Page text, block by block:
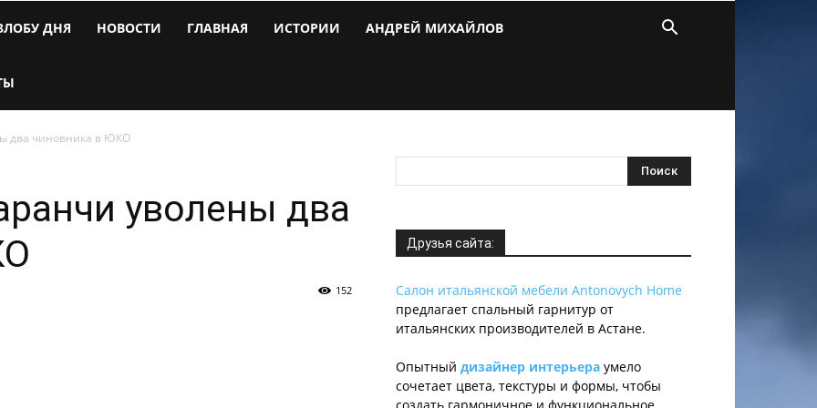
ДНЯ НОВОСТИ ГЛАВНАЯ ИСТОРИИ АНДРЕЙ МИХАЙЛОВ
два чиновника в ЮКО
уволены два
152
Друзья сайта:
Салон итальянской мебели Antonovych Home
предлагает спальный гарнитур от
итальянских производителей в Астане.
Опытный дизайнер интерьера умело
сочетает цвета, текстуры и формы, чтобы